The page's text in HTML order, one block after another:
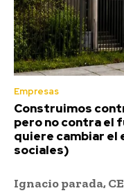
Empresas
Construimos
pero no contra el
quiere cambiar el
sociales)
Ignacio parada,